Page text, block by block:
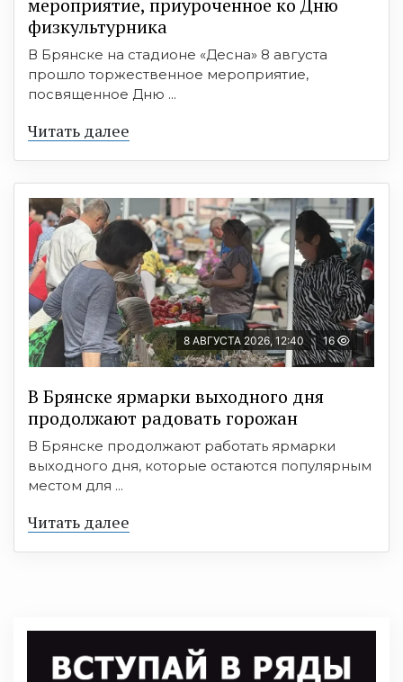
мероприятие, приуроченное ко Дню
физкультурника
В Брянске на стадионе «Десна» 8 августа
прошло торжественное мероприятие,
посвященное Дню ...
Читать далее
8 АВГУСТА 2026, 12:40 16
В Брянске ярмарки выходного дня
продолжают радовать горожан
В Брянске продолжают работать ярмарки
выходного дня, которые остаются популярным
местом для ...
Читать далее